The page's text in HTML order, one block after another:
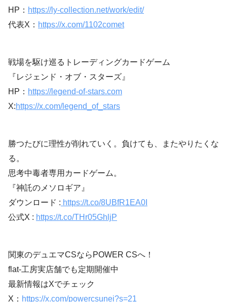
HP： https://ly-collection.net/work/edit/
代表X： https://x.com/1102comet
戦場を駆け巡るトレーディングカードゲーム
『レジェンド・オブ・スターズ』
HP： https://legend-of-stars.com
X:https://x.com/legend_of_stars
勝つたびに理性が削れていく。負けても、またやりたくな
る。
思考中毒者専用カードゲーム。
『神託のメソロギア』
ダウンロード : https://t.co/8UBfR1EA0I
公式X : https://t.co/THr05GhljP
関東のデュエマCSならPOWER CSへ！
flat-工房実店舗でも定期開催中
最新情報はXでチェック
X： https://x.com/powercsunei?s=21